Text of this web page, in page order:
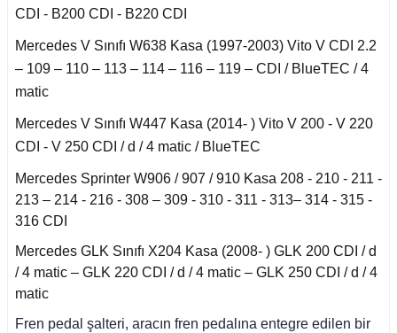
(2002-2005)
W447 (2014-)
W638 (1996-2003)
W639 (2004-2014)
(1972-1980)
1997
CDI - B200 CDI - B220 CDI
Mercedes V Sınıfı W638 Kasa (1997-2003) Vito V CDI 2.2
– 109 – 110 – 113 – 114 – 116 – 119 – CDI / BlueTEC / 4
matic
Mercedes V Sınıfı W447 Kasa (2014- ) Vito V 200 - V 220
CDI - V 250 CDI / d / 4 matic / BlueTEC
Mercedes Sprinter W906 / 907 / 910 Kasa 208 - 210 - 211 -
213 – 214 - 216 - 308 – 309 - 310 - 311 - 313– 314 - 315 -
316 CDI
Mercedes GLK Sınıfı X204 Kasa (2008- ) GLK 200 CDI / d
/ 4 matic – GLK 220 CDI / d / 4 matic – GLK 250 CDI / d / 4
matic
Fren pedal şalteri, aracın fren pedalına entegre edilen bir